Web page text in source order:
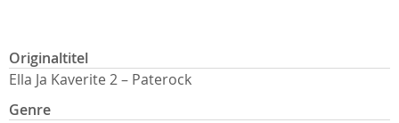
Originaltitel
Ella Ja Kaverite 2 – Paterock
Genre